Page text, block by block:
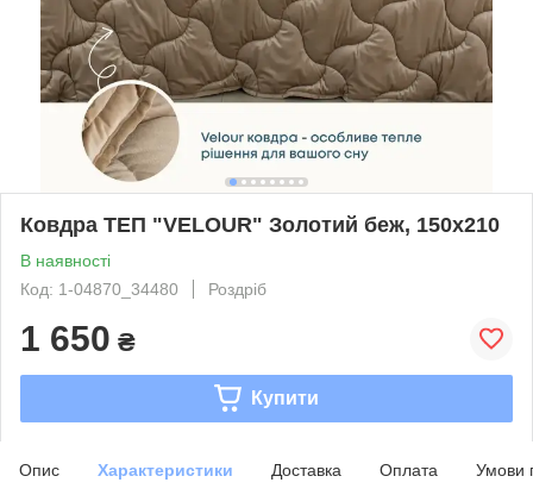
Ковдра ТЕП "VELOUR" Золотий беж, 150x210
В наявності
Код: 1-04870_34480
Роздріб
1 650 ₴
Купити
Опис Характеристики Доставка Оплата Умови